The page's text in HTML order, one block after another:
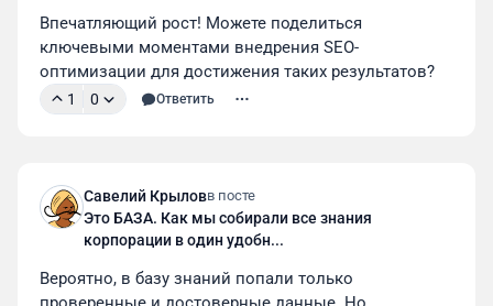
Впечатляющий рост! Можете поделиться
ключевыми моментами внедрения SEO-
оптимизации для достижения таких результатов?
1 0 Ответить
Савелий Крыловв посте
Это БАЗА. Как мы собирали все знания
корпорации в один удобн...
Вероятно, в базу знаний попали только